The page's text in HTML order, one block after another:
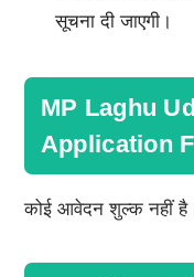
सूचना दी जाएगी।
MP Laghu
Application
कोई आवेदन शुल्क नहीं